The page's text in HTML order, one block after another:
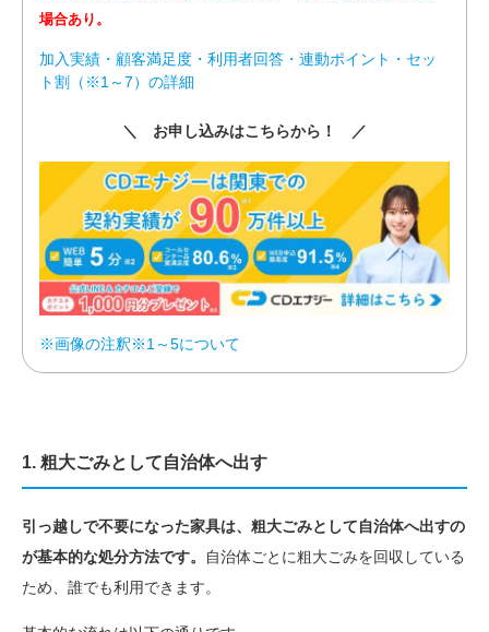
場合あり。
加入実績・顧客満足度・利用者回答・連動ポイント・セッ
ト割（※1～7）の詳細
＼ お申し込みはこちらから！ ／
※画像の注釈※1～5について
1. 粗大ごみとして自治体へ出す
引っ越しで不要になった家具は、粗大ごみとして自治体へ出すの
が基本的な処分方法です。
自治体ごとに粗大ごみを回収している
ため、誰でも利用できます。